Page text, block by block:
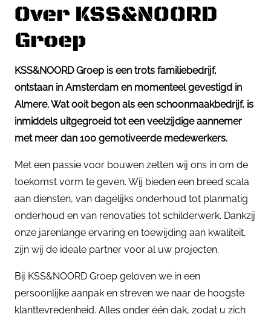
Over KSS&NOORD
Groep
KSS&NOORD Groep is een trots familiebedrijf,
ontstaan in Amsterdam en momenteel gevestigd in
Almere. Wat ooit begon als een schoonmaakbedrijf, is
inmiddels uitgegroeid tot een veelzijdige aannemer
met meer dan 100 gemotiveerde medewerkers.
Met een passie voor bouwen zetten wij ons in om de
toekomst vorm te geven. Wij bieden een breed scala
aan diensten, van dagelijks onderhoud tot planmatig
onderhoud en van renovaties tot schilderwerk. Dankzij
onze jarenlange ervaring en toewijding aan kwaliteit,
zijn wij de ideale partner voor al uw projecten.
Bij KSS&NOORD Groep geloven we in een
persoonlijke aanpak en streven we naar de hoogste
klanttevredenheid. Alles onder één dak, zodat u zich